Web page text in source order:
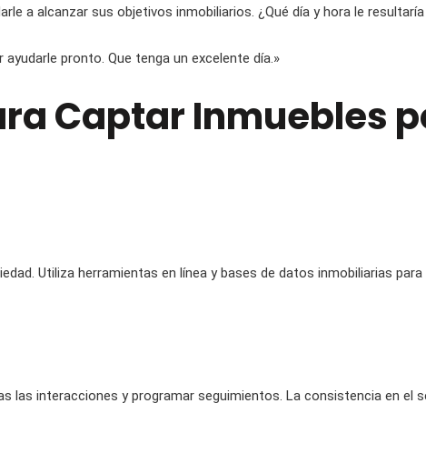
a alcanzar sus objetivos inmobiliarios. ¿Qué día y hora le
pronto. Que tenga un excelente día.»
Captar Inmuebles
Utiliza herramientas en línea y bases de datos inmobiliarias
las interacciones y programar seguimientos. La consistencia en el